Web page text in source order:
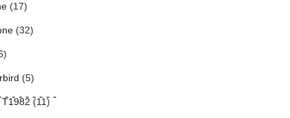
(17)
(32)
(5)
(11)